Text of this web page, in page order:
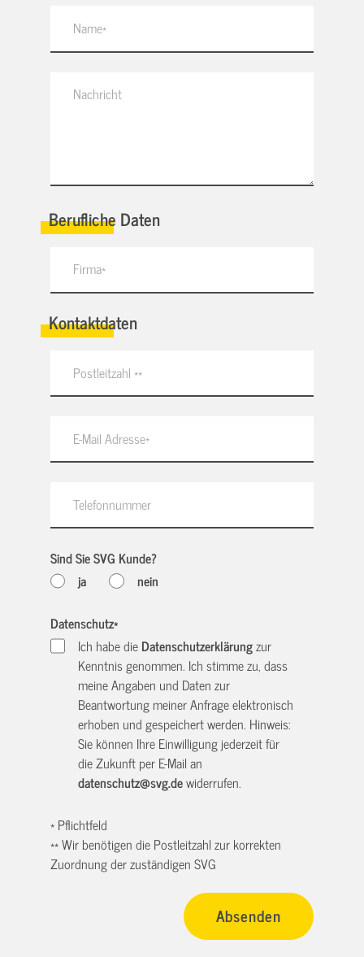
Berufliche Daten
Kontaktdaten
Sind Sie SVG Kunde?
ja
nein
Datenschutz*
Ich habe dieDatenschutzerklärungzur
Kenntnis genommen. Ich stimme zu, dass
meine Angaben und Daten zur
Beantwortung meiner Anfrage elektronisch
erhoben und gespeichert werden. Hinweis:
Sie können Ihre Einwilligung jederzeit für
die Zukunft per E-Mail an
datenschutz@svg.dewiderrufen.
* Pflichtfeld
** Wir benötigen die Postleitzahl zur korrekten
Zuordnung der zuständigen SVG